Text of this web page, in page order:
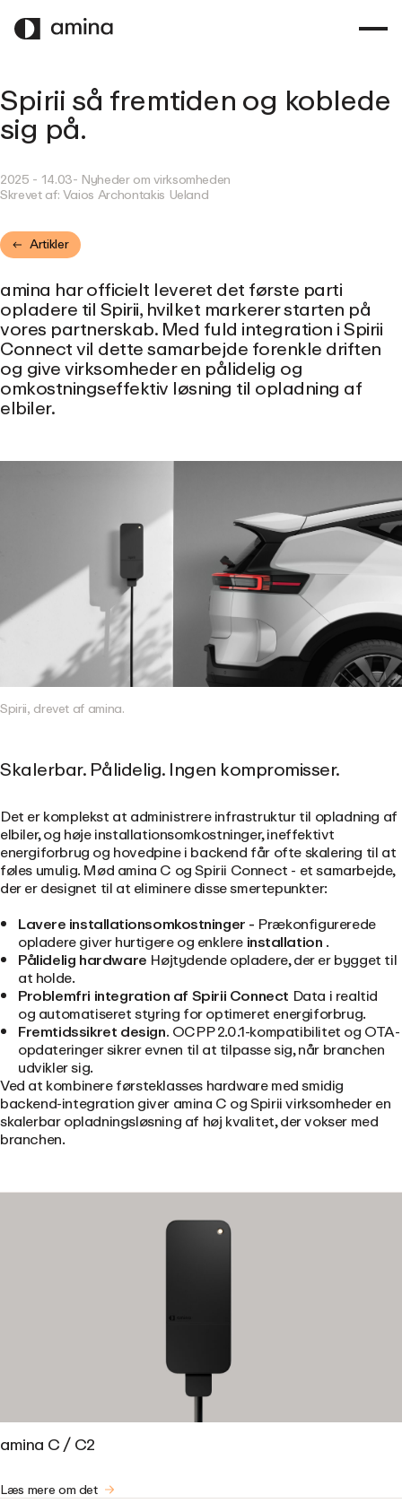
TIL
HOVEDINDHOLD
Spirii så fremtiden og koblede
sig på.
2025 - 14.03- Nyheder om virksomheden
Skrevet af:Vaios Archontakis Ueland
Artikler
amina har officielt leveret det første parti
opladere til Spirii, hvilket markerer starten på
vores partnerskab. Med fuld integration i Spirii
Connect vil dette samarbejde forenkle driften
og give virksomheder en pålidelig og
omkostningseffektiv løsning til opladning af
elbiler.
Spirii, drevet af amina.
Skalerbar. Pålidelig. Ingen kompromisser.
Det er komplekst at administrere infrastruktur til opladning af
elbiler, og høje installationsomkostninger, ineffektivt
energiforbrug og hovedpine i backend får ofte skalering til at
føles umulig. Mød amina C og Spirii Connect - et samarbejde,
der er designet til at eliminere disse smertepunkter:
Lavere installationsomkostninger - Prækonfigurerede
opladere giver hurtigere og enklereinstallation.
Pålidelig hardware Højtydende opladere, der er bygget til
at holde.
Problemfri integration af Spirii Connect Data i realtid
og automatiseret styringfor optimeret energiforbrug.
Fremtidssikret design.OCPP 2.0.1-kompatibilitet og OTA-
opdateringer sikrer evnen til at tilpasse sig, når branchen
udvikler sig.
Ved at kombinere førsteklasses hardware med smidig
backend-integration giver amina C og Spirii virksomheder en
skalerbar opladningsløsning af høj kvalitet, der vokser med
branchen.
amina C / C2
Læs mere om det